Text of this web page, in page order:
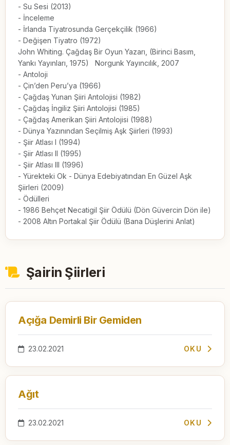
- Su Sesi (2013)
- İnceleme
- İrlanda Tiyatrosunda Gerçekçilik (1966)
- Değişen Tiyatro (1972)
John Whiting. Çağdaş Bir Oyun Yazarı, (Birinci Basım,
Yankı Yayınları, 1975)   Norgunk Yayıncılık, 2007
- Antoloji
- Çin’den Peru’ya (1966)
- Çağdaş Yunan Şiiri Antolojisi (1982)
- Çağdaş İngiliz Şiiri Antolojisi (1985)
- Çağdaş Amerikan Şiiri Antolojisi (1988)
- Dünya Yazınından Seçilmiş Aşk Şiirleri (1993)
- Şiir Atlası I (1994)
- Şiir Atlası II (1995)
- Şiir Atlası III (1996)
- Yürekteki Ok - Dünya Edebiyatından En Güzel Aşk
Şiirleri (2009)
- Ödülleri
- 1986 Behçet Necatigil Şiir Ödülü (Dön Güvercin Dön ile)
- 2008 Altın Portakal Şiir Ödülü (Bana Düşlerini Anlat)
Şairin Şiirleri
Açığa Demirli Bir Gemiden
23.02.2021 OKU
Ağıt
23.02.2021 OKU